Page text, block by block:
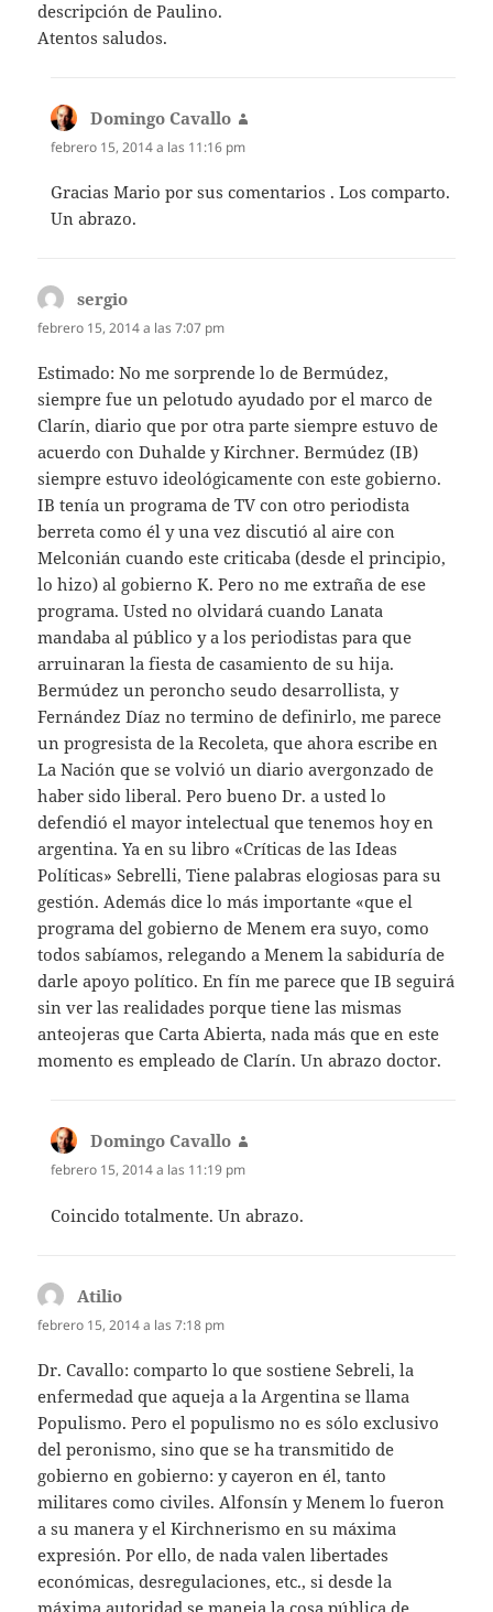
descripción de Paulino.
Atentos saludos.
Domingo Cavallo
febrero 15, 2014 a las 11:16 pm
Gracias Mario por sus comentarios . Los comparto.
Un abrazo.
sergio
febrero 15, 2014 a las 7:07 pm
Estimado: No me sorprende lo de Bermúdez,
siempre fue un pelotudo ayudado por el marco de
Clarín, diario que por otra parte siempre estuvo de
acuerdo con Duhalde y Kirchner. Bermúdez (IB)
siempre estuvo ideológicamente con este gobierno.
IB tenía un programa de TV con otro periodista
berreta como él y una vez discutió al aire con
Melconián cuando este criticaba (desde el principio,
lo hizo) al gobierno K. Pero no me extraña de ese
programa. Usted no olvidará cuando Lanata
mandaba al público y a los periodistas para que
arruinaran la fiesta de casamiento de su hija.
Bermúdez un peroncho seudo desarrollista, y
Fernández Díaz no termino de definirlo, me parece
un progresista de la Recoleta, que ahora escribe en
La Nación que se volvió un diario avergonzado de
haber sido liberal. Pero bueno Dr. a usted lo
defendió el mayor intelectual que tenemos hoy en
argentina. Ya en su libro «Críticas de las Ideas
Políticas» Sebrelli, Tiene palabras elogiosas para su
gestión. Además dice lo más importante «que el
programa del gobierno de Menem era suyo, como
todos sabíamos, relegando a Menem la sabiduría de
darle apoyo político. En fín me parece que IB seguirá
sin ver las realidades porque tiene las mismas
anteojeras que Carta Abierta, nada más que en este
momento es empleado de Clarín. Un abrazo doctor.
Domingo Cavallo
febrero 15, 2014 a las 11:19 pm
Coincido totalmente. Un abrazo.
Atilio
febrero 15, 2014 a las 7:18 pm
Dr. Cavallo: comparto lo que sostiene Sebreli, la
enfermedad que aqueja a la Argentina se llama
Populismo. Pero el populismo no es sólo exclusivo
del peronismo, sino que se ha transmitido de
gobierno en gobierno: y cayeron en él, tanto
militares como civiles. Alfonsín y Menem lo fueron
a su manera y el Kirchnerismo en su máxima
expresión. Por ello, de nada valen libertades
económicas, desregulaciones, etc., si desde la
máxima autoridad se maneja la cosa pública de